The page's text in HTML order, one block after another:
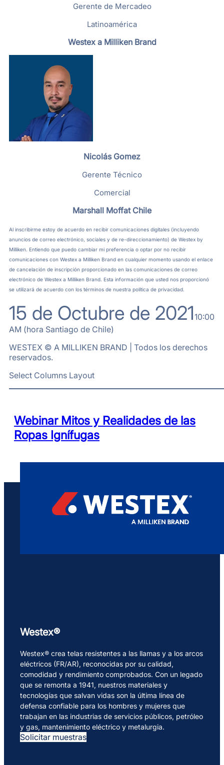
Gerente de Mercadeo
Latinoamérica
Westex a Milliken Brand
Nicolás Gomez
Gerente Técnico
Comercial
Marshall Moffat Chile
Al inscribirme estoy de acuerdo en recibir comunicaciones digitales (incluyendo
anuncios de correo electrónico, sociales y de re-direccionamiento) de Westex by
Milliken. Entiendo que puedo cambiar mi preferencia o optar por no recibir
comunicaciones con Westex a Milliken Brand en cualquier momento usando el enlace
de cancelación de inscripción proporcionado en las comunicaciones de correo
electrónico de Westex a Milliken Brand. Esta información que usted nos proporcionó
se utilizará de acuerdo con los términos de nuestra política de privacidad.
15 de Octubre de 202110:00
AM (hora Santiago de Chile)
WESTEX © A MILLIKEN BRAND | Todos los derechos
reservados.
Select Columns Layout
Webinar Mitos y Realidades de las
Ropas Ignífugas
Westex®
Westex® crea telas resistentes a las llamas y a los arcos
eléctricos (FR/AR), reconocidas por su calidad,
comodidad y rendimiento comprobados. Con un legado
que se remonta a 1941, nuestros materiales y
tecnologías que salvan vidas son la última línea de
defensa confiable para los hombres y mujeres que
trabajan en las industrias de servicios públicos, petróleo
y gas, mantenimiento eléctrico y metalurgia.
Solicitar muestras